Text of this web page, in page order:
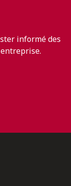
informé des